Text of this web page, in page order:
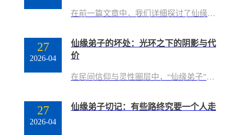
在前一篇文章中，我们详细探讨了仙缘弟子在身心、人际关系、现实生活等方面可能面临的坏处与代价。然而，任何事物都有其两面性。仙缘弟子的身份，在带来挑战与磨砺的同时，也伴随着诸多独特的好处与恩赐。这些好处，并非外界想象中的“神通广大”“呼风唤雨”，而更多是一种内在的成长、灵性的觉醒、以及与世界建立更深层连接的能力。本文将从灵性成长、现实生活、内在修行等多个维度，客观呈现仙缘弟子身份所带来的积极面向，帮助读者更全面地理解这一特殊的生命轨迹。一、灵性层面的好处：超越常人的感知与连接仙缘弟子最核心的“好处”
27
2026-04
仙缘弟子的坏处：光环之下的阴影与代
价
在民间信仰与灵性圈层中，“仙缘弟子”这个身份往往被赋予了一层神秘而令人向往的光环——能与仙家沟通、能查事看事、能帮人解决问题、能获得常人无法企及的灵性体验。然而，任何事物都有其两面性。正如一句老话所说：“欲戴王冠，必承其重。”仙缘弟子的身份，在带来某些“特权”与“能力”的同时，也伴随着诸多不为人知的坏处与代价。本文并非为了否定仙缘修行的价值，而是希望以客观、理性的态度，揭示那些常常被美化、被忽略、甚至被刻意掩盖的阴影面。对于正在考虑走上这条路、或已经走在这条路上的人来说，正视这些坏处，不是为了劝
27
2026-04
仙缘弟子切记：有些路终究要一个人走